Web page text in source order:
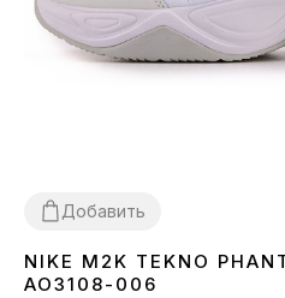
Добавить
3637 38 4044 45
NIKE M2K TEKNO
AO3108-006